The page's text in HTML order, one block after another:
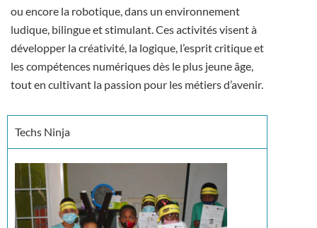
ou encore la robotique, dans un environnement
ludique, bilingue et stimulant. Ces activités visent à
développer la créativité, la logique, l’esprit critique et
les compétences numériques dès le plus jeune âge,
tout en cultivant la passion pour les métiers d’avenir.
Techs Ninja